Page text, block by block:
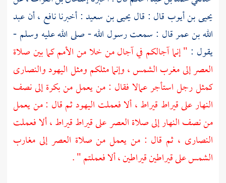
يحيى بن أيوب قال : قاليحيى بن سعيد: أخبرنانافع ، أنعبد
الله بن عمرقال : سمعت رسول الله - صلى الله عليه وسلم -
يقول : " إنما آجالكم في آجال من خلا من الأمم كما بين صلاة
العصر إلى مغرب الشمس ، وإنما مثلكم ومثلاليهودوالنصارى
كمثل رجل استأجر عمالا فقال : من يعمل من بكرة إلى نصف
النهار على قيراط قيراط ، ألا فعملت اليهودثم قال : من يعمل
من نصف النهار إلى صلاة العصر على قيراط قيراط ، ألا فعملت
النصارى ، ثم قال : من يعمل من صلاة العصر إلى مغارب
الشمس على قيراطين قيراطين ، ألا فعملتم " .